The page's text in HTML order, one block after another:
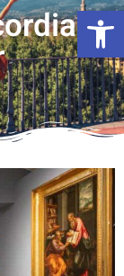
פתח סרגל נגישות